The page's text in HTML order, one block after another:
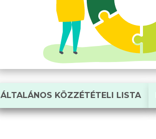
ÁLTALÁNOS KÖZZÉTÉTELI LISTA